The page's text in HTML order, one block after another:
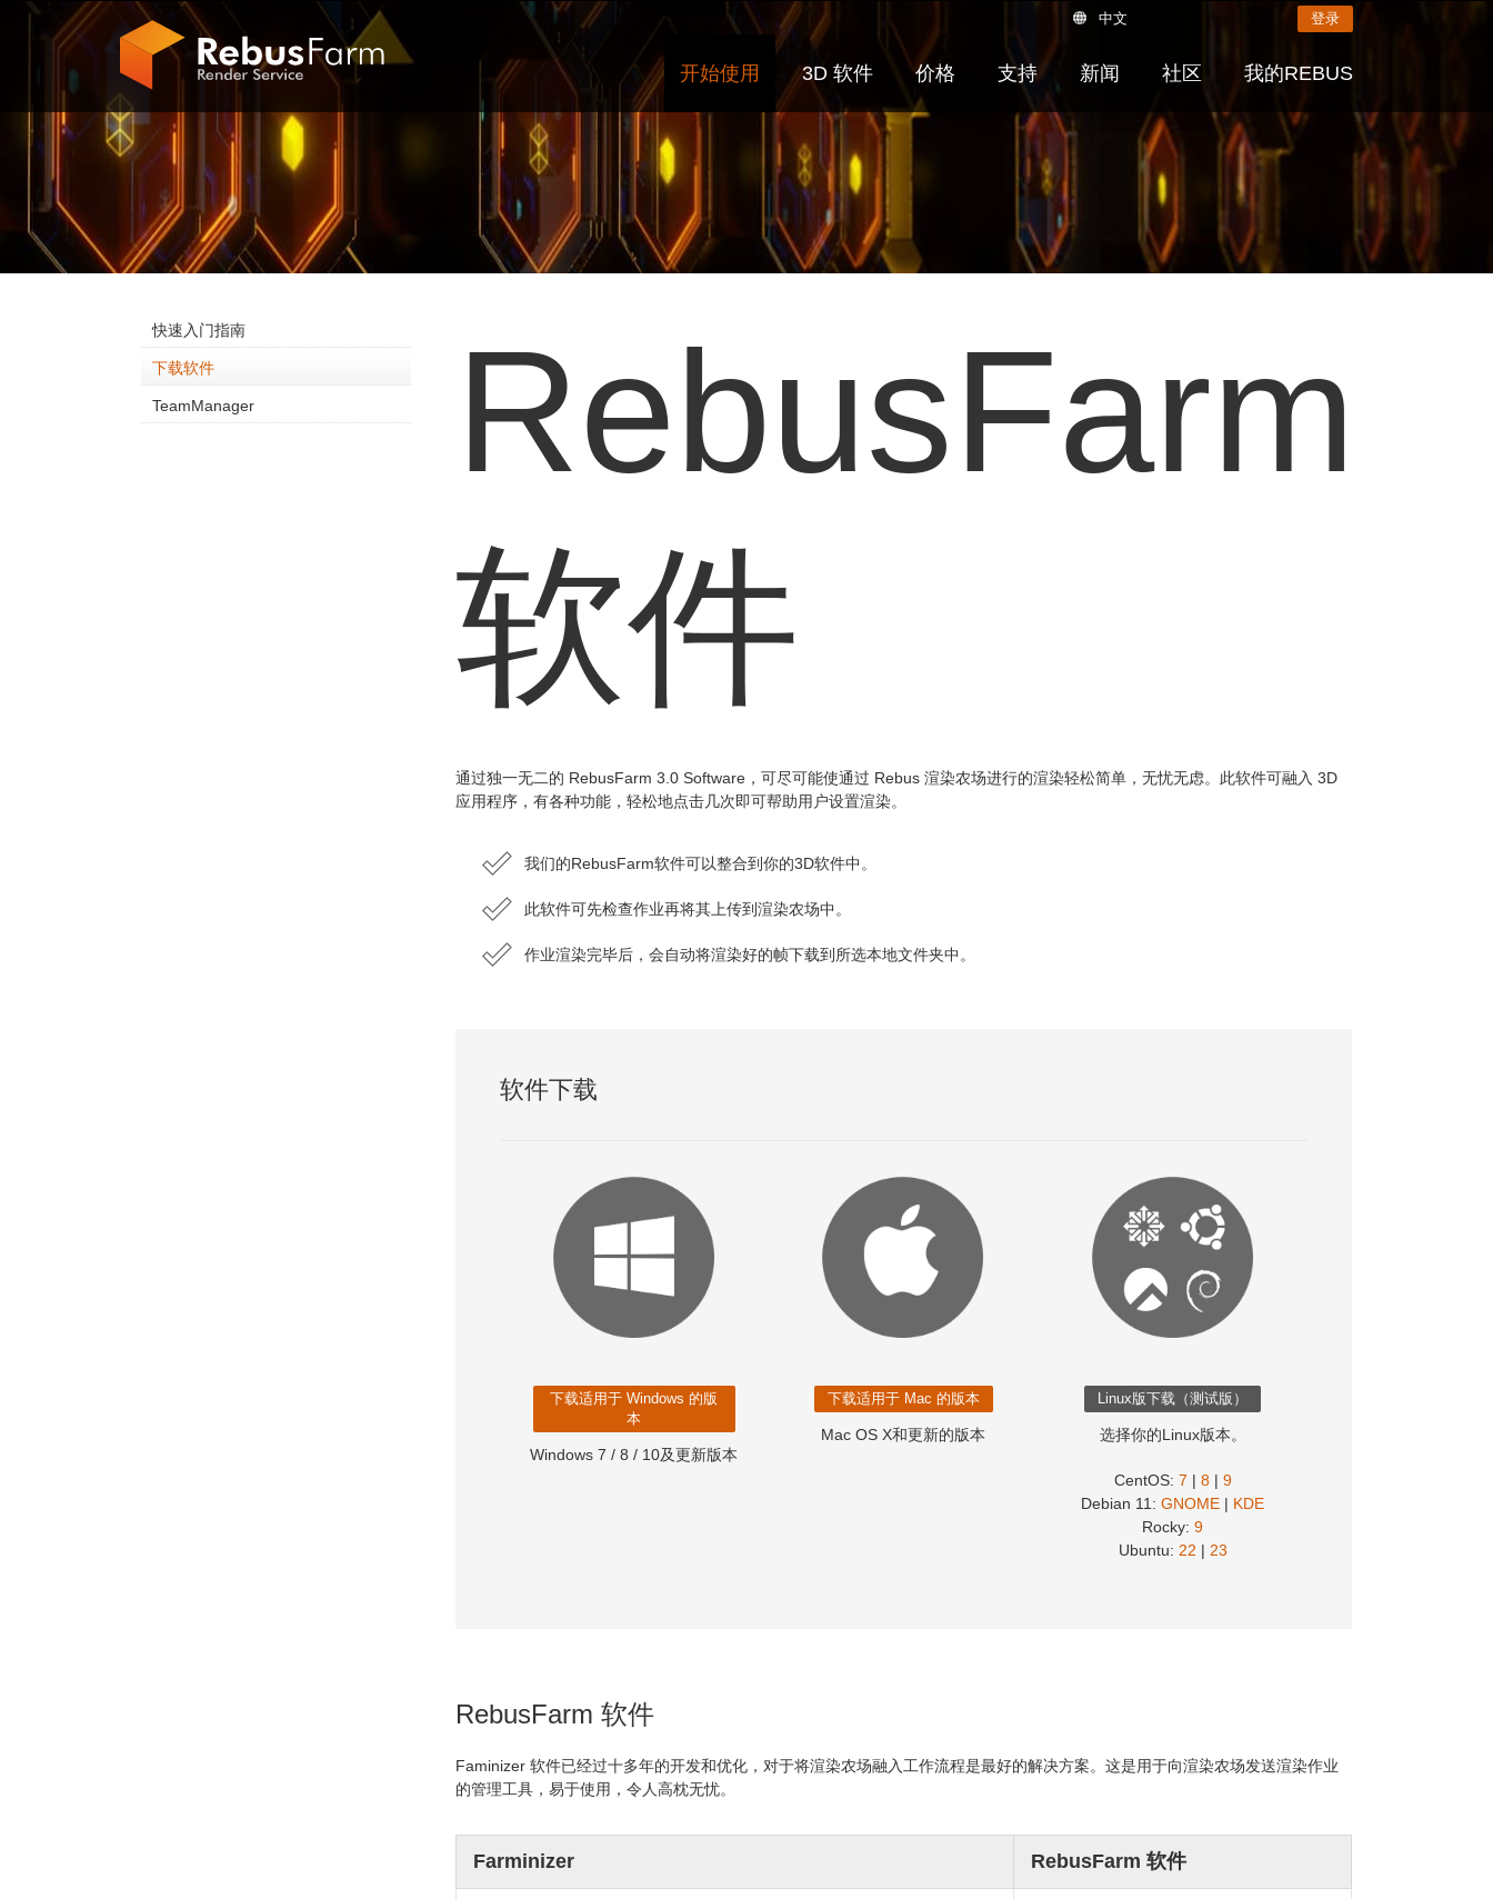
中文 登录
开始使用 3D 软件 价格 支持 新闻 社区 我的REBUS
RebusFarm
软件
通过独一无二的 RebusFarm 3.0 Software，可尽可能使通过 Rebus 渲染农场进行的渲染轻松简单，无忧无虑。此软件可融入 3D
应用程序，有各种功能，轻松地点击几次即可帮助用户设置渲染。
我们的RebusFarm软件可以整合到你的3D软件中。
此软件可先检查作业再将其上传到渲染农场中。
作业渲染完毕后，会自动将渲染好的帧下载到所选本地文件夹中。
软件下载
下载适用于 Windows 的版
本
Windows 7 / 8 / 10及更新版本
下载适用于 Mac 的版本
Mac OS X和更新的版本 选择你的Linux版本。
CentOS: 7 | 8 | 9
Debian 11:GNOME | KDE
Rocky:9
Ubuntu: 22 | 23
RebusFarm 软件
Faminizer 软件已经过十多年的开发和优化，对于将渲染农场融入工作流程是最好的解决方案。这是用于向渲染农场发送渲染作业
的管理工具，易于使用，令人高枕无忧。
Farminizer RebusFarm 软件
快速入门指南
下载软件
TeamManager